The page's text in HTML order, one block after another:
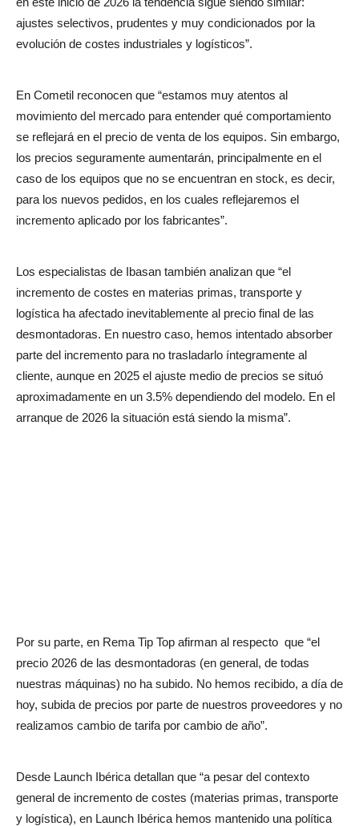
ajustes selectivos, prudentes y muy condicionados por la
evolución de costes industriales y logísticos”.
En Cometil reconocen que “estamos muy atentos al
movimiento del mercado para entender qué comportamiento
se reflejará en el precio de venta de los equipos. Sin embargo,
los precios seguramente aumentarán, principalmente en el
caso de los equipos que no se encuentran en stock, es decir,
para los nuevos pedidos, en los cuales reflejaremos el
incremento aplicado por los fabricantes”.
Los especialistas de Ibasan también analizan que “el
incremento de costes en materias primas, transporte y
logística ha afectado inevitablemente al precio final de las
desmontadoras. En nuestro caso, hemos intentado absorber
parte del incremento para no trasladarlo íntegramente al
cliente, aunque en 2025 el ajuste medio de precios se situó
aproximadamente en un 3.5% dependiendo del modelo. En el
arranque de 2026 la situación está siendo la misma”.
Por su parte, en Rema Tip Top afirman al respecto que “el
precio 2026 de las desmontadoras (en general, de todas
nuestras máquinas) no ha subido. No hemos recibido, a día de
hoy, subida de precios por parte de nuestros proveedores y no
realizamos cambio de tarifa por cambio de año”.
Desde Launch Ibérica detallan que “a pesar del contexto
general de incremento de costes (materias primas, transporte
y logística), en Launch Ibérica hemos mantenido una política